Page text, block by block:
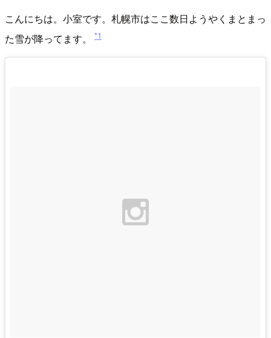
こんにちは。小室です。札幌市はここ数日ようやくまとまっ
た雪が降ってます。
*1